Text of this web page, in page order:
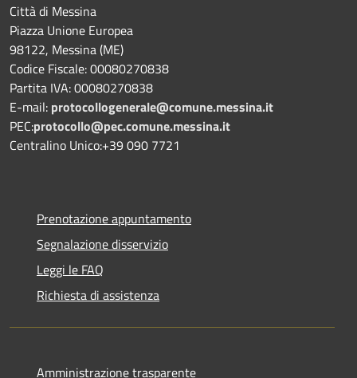
Città di Messina
Piazza Unione Europea
98122, Messina (ME)
Codice Fiscale: 00080270838
Partita IVA: 00080270838
E-mail: protocollogenerale@comune.messina.it
PEC:protocollo@pec.comune.messina.it
Centralino Unico:+39 090 7721
Prenotazione appuntamento
Segnalazione disservizio
Leggi le FAQ
Richiesta di assistenza
Amministrazione trasparente